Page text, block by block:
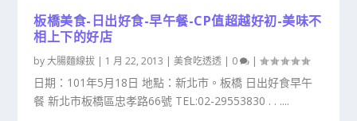
板橋美食-日出好食-早午餐-CP值超越好初-美味不
相上下的好店
by大腸麵線拔 | 1 月 22, 2013 |美食吃透透 | 0 |
日期：101年5月18日 地點：新北市。板橋 日出好食早午
餐 新北市板橋區忠孝路66號 TEL:02-29553830 . . ....